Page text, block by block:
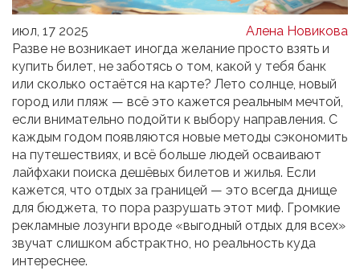
июл, 17 2025
Алена Новикова
Разве не возникает иногда желание просто взять и
купить билет, не заботясь о том, какой у тебя банк
или сколько остаётся на карте? Лето солнце, новый
город или пляж — всё это кажется реальным мечтой,
если внимательно подойти к выбору направления. С
каждым годом появляются новые методы сэкономить
на путешествиях, и всё больше людей осваивают
лайфхаки поиска дешёвых билетов и жилья. Если
кажется, что отдых за границей — это всегда днище
для бюджета, то пора разрушать этот миф. Громкие
рекламные лозунги вроде «выгодный отдых для всех»
звучат слишком абстрактно, но реальность куда
интереснее.